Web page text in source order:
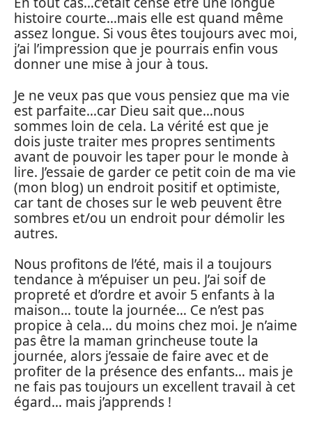
histoire courte…mais elle est quand même
assez longue. Si vous êtes toujours avec moi,
j’ai l’impression que je pourrais enfin vous
donner une mise à jour à tous.
Je ne veux pas que vous pensiez que ma vie
est parfaite…car Dieu sait que…nous
sommes loin de cela. La vérité est que je
dois juste traiter mes propres sentiments
avant de pouvoir les taper pour le monde à
lire. J’essaie de garder ce petit coin de ma vie
(mon blog) un endroit positif et optimiste,
car tant de choses sur le web peuvent être
sombres et/ou un endroit pour démolir les
autres.
Nous profitons de l’été, mais il a toujours
tendance à m’épuiser un peu. J’ai soif de
propreté et d’ordre et avoir 5 enfants à la
maison… toute la journée… Ce n’est pas
propice à cela… du moins chez moi. Je n’aime
pas être la maman grincheuse toute la
journée, alors j’essaie de faire avec et de
profiter de la présence des enfants… mais je
ne fais pas toujours un excellent travail à cet
égard… mais j’apprends !